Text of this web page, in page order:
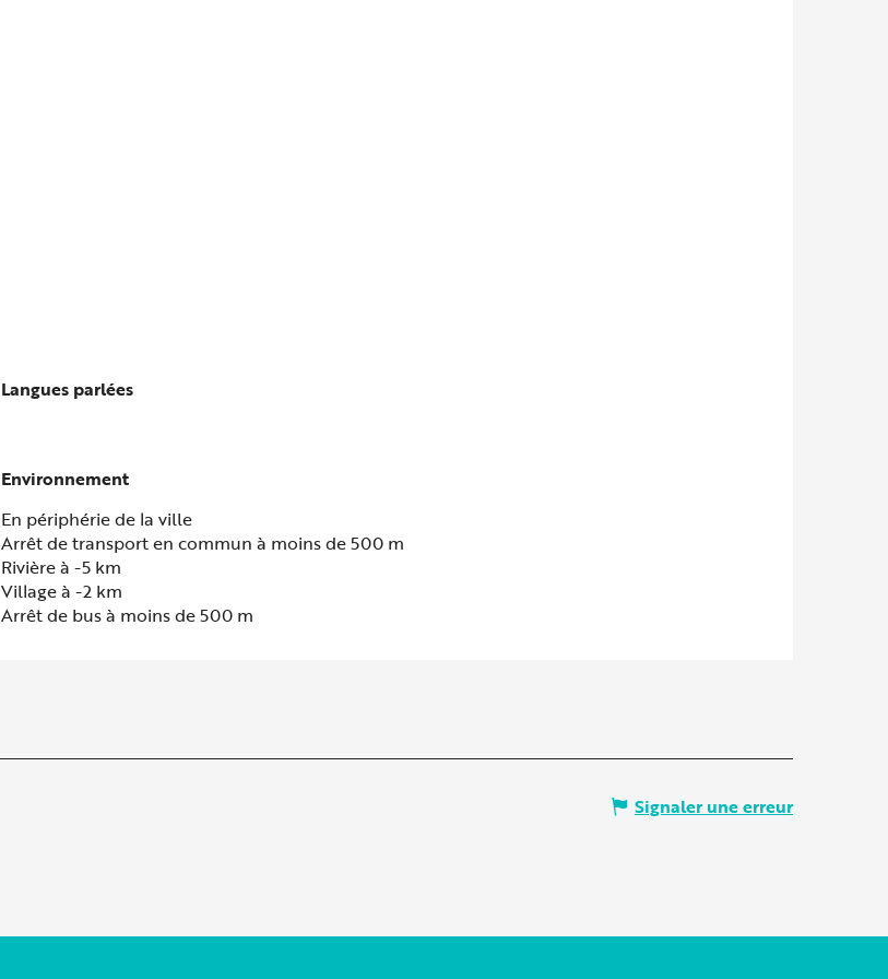
Langues parlées
Langues parlées
Environnement
Environnement
En périphérie de la ville
Arrêt de transport en commun à moins de 500 m
Rivière à -5 km
Village à -2 km
Arrêt de bus à moins de 500 m
Signaler une erreur